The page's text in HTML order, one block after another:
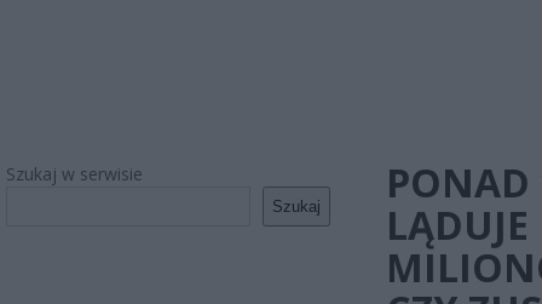
Szukaj w serwisie
Szukaj
PONAD